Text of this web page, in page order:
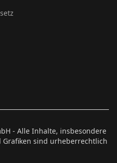
- Alle Inhalte, insbesondere
Grafiken sind urheberrechtlich